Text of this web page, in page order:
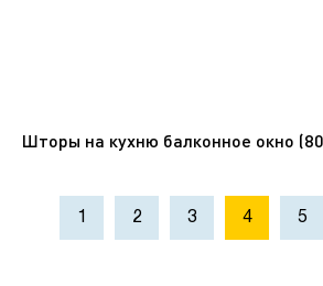
Шторы на кухню балконное окно
1 2 3 4 5